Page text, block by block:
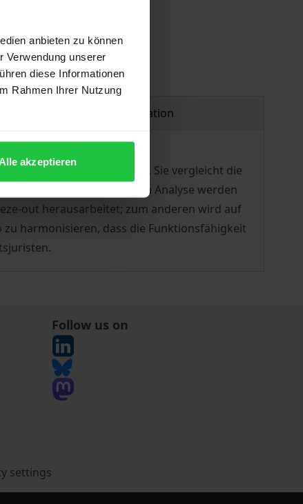
anbieten zu können
Verwendung unserer
diese Informationen
Rahmen Ihrer Nutzung
akzeptieren
Product safety information
der Europäischen Union. Sie vergleicht die
rechtsvergleichenden Analyse werden
out herausarbeitet; zum anderen wird auf
harmonisieren, dass die Funktionsfähigkeit
Follow us on
settings